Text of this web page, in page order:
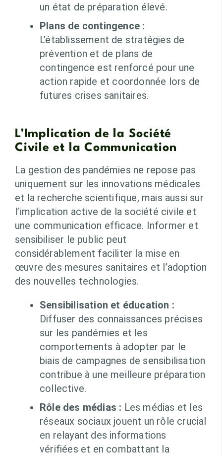
un état de préparation élevé.
Plans de contingence :
L’établissement de stratégies de
prévention et de plans de
contingence est renforcé pour une
action rapide et coordonnée lors de
futures crises sanitaires.
L’Implication de la Société
Civile et la Communication
La gestion des pandémies ne repose pas
uniquement sur les innovations médicales
et la recherche scientifique, mais aussi sur
l’implication active de la société civile et
une communication efficace. Informer et
sensibiliser le public peut
considérablement faciliter la mise en
œuvre des mesures sanitaires et l’adoption
des nouvelles technologies.
Sensibilisation et éducation :
Diffuser des connaissances précises
sur les pandémies et les
comportements à adopter par le
biais de campagnes de sensibilisation
contribue à une meilleure préparation
collective.
Rôle des médias : Les médias et les
réseaux sociaux jouent un rôle crucial
en relayant des informations
vérifiées et en combattant la